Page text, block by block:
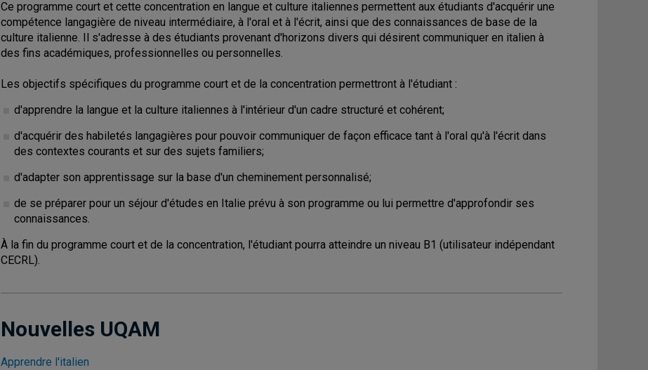
Ce programme court et cette concentration en langue et culture italiennes permettent aux étudiants d'acquérir une
compétence langagière de niveau intermédiaire, à l'oral et à l'écrit, ainsi que des connaissances de base de la
culture italienne. Il s'adresse à des étudiants provenant d'horizons divers qui désirent communiquer en italien à
des fins académiques, professionnelles ou personnelles.
Les objectifs spécifiques du programme court et de la concentration permettront à l'étudiant :
d'apprendre la langue et la culture italiennes à l'intérieur d'un cadre structuré et cohérent;
d'acquérir des habiletés langagières pour pouvoir communiquer de façon efficace tant à l'oral qu'à l'écrit dans
des contextes courants et sur des sujets familiers;
d'adapter son apprentissage sur la base d'un cheminement personnalisé;
de se préparer pour un séjour d'études en Italie prévu à son programme ou lui permettre d'approfondir ses
connaissances.
À la fin du programme court et de la concentration, l'étudiant pourra atteindre un niveau B1 (utilisateur indépendant
CECRL).
Nouvelles UQAM
Apprendre l'italien